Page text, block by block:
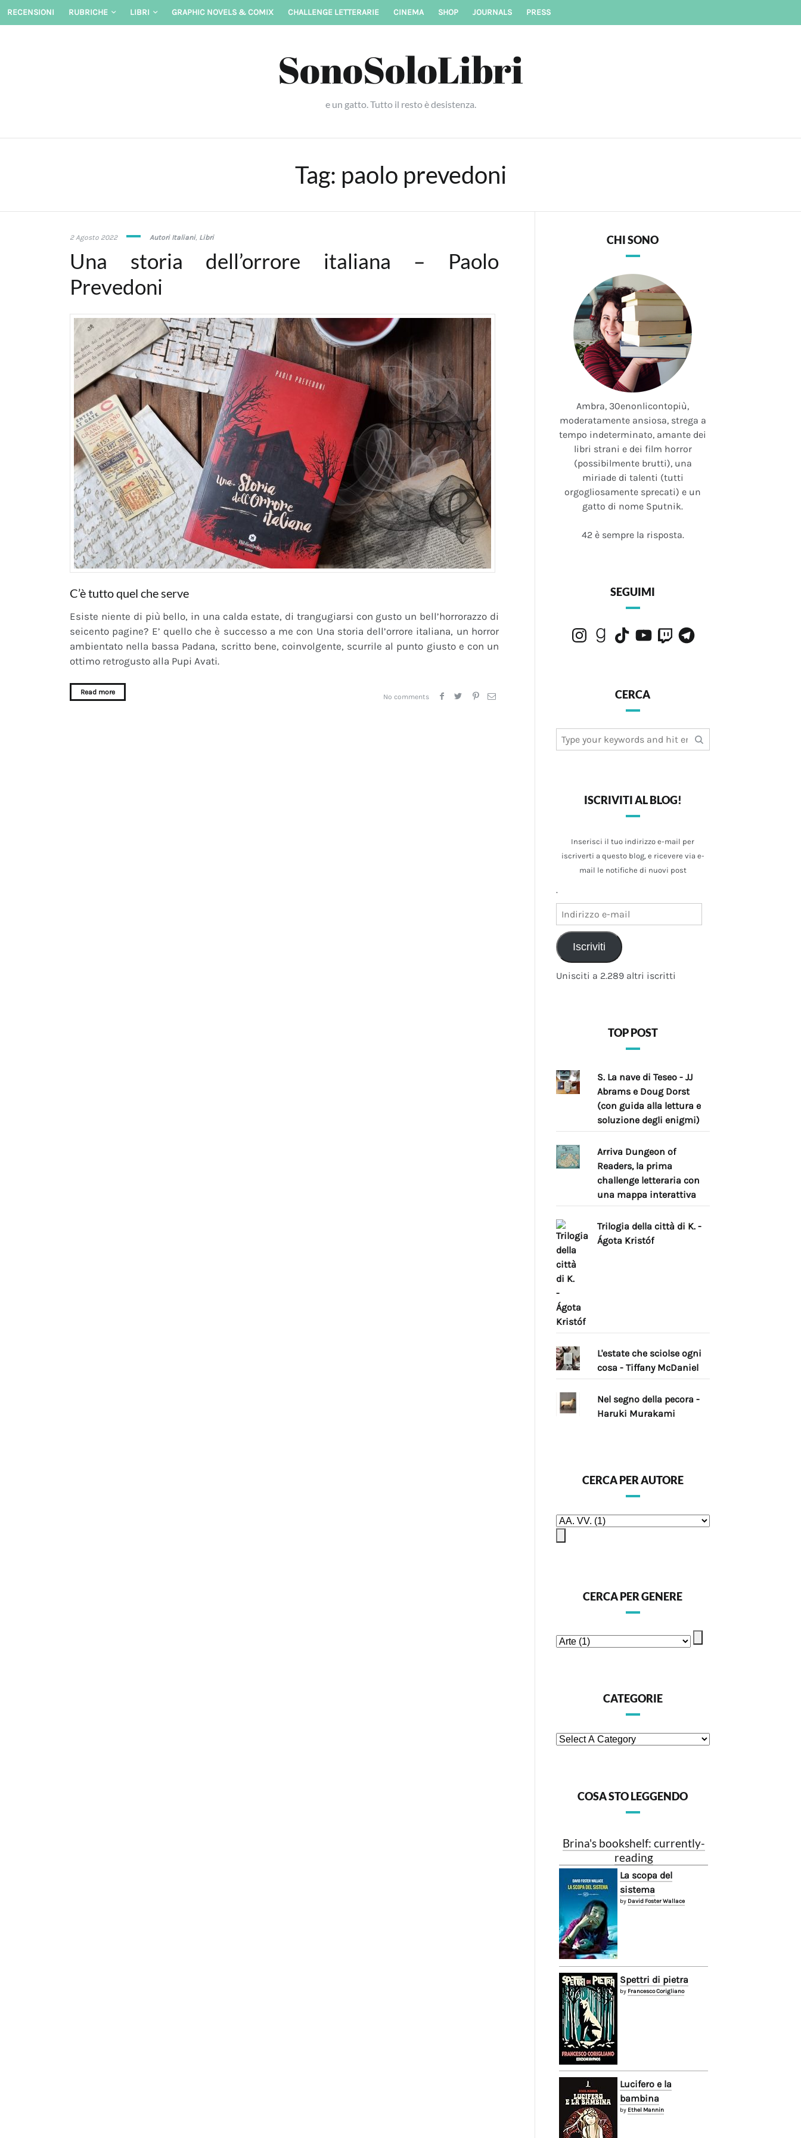
Skip
RECENSIONI RUBRICHE LIBRI GRAPHIC NOVELS & COMIX CHALLENGE LETTERARIE CINEMA SHOP JOURNALS PRESS
SonoSoloLibri
e un gatto. Tutto il resto è desistenza.
Tag: paolo prevedoni
2 Agosto 20221
Autori Italiani, Libri
Una storia dell’orrore italiana – Paolo
Prevedoni
C’è tutto quel che serve
Esiste niente di più bello, in una calda estate, di trangugiarsi con gusto un bell’horrorazzo di
seicento pagine? E’ quello che è successo a me con Una storia dell’orrore italiana, un horror
ambientato nella bassa Padana, scritto bene, coinvolgente, scurrile al punto giusto e con un
ottimo retrogusto alla Pupi Avati.
Read more
No comments
CHI SONO
Ambra, 30enonlicontopiù,
moderatamente ansiosa, strega a
tempo indeterminato, amante dei
libri strani e dei film horror
(possibilmente brutti), una
miriade di talenti (tutti
orgogliosamente sprecati) e un
gatto di nome Sputnik.
42 è sempre la risposta.
SEGUIMI
InstagramGoodreads
TikTokYouTubeTwitchTelegram
CERCA
for:
ISCRIVITI AL BLOG!
Inserisci il tuo indirizzo e-mail per
iscriverti a questo blog, e ricevere via e-
mail le notifiche di nuovi post
.
mail
Iscriviti
Unisciti a 2.289 altri iscritti
TOP POST
S. La nave di Teseo - JJ
Abrams e Doug Dorst
(con guida alla lettura e
soluzione degli enigmi)
Arriva Dungeon of
Readers, la prima
challenge letteraria con
una mappa interattiva
Trilogia della città di K. -
Ágota Kristóf
L'estate che sciolse ogni
cosa - Tiffany McDaniel
Nel segno della pecora -
Haruki Murakami
CERCA PER AUTORE
CERCA PER GENERE
CATEGORIE
COSA STO LEGGENDO
Brina's bookshelf: currently-
reading
La scopa del
sistema
by David Foster Wallace
Spettri di pietra
by Francesco Corigliano
Lucifero e la
bambina
by Ethel Mannin